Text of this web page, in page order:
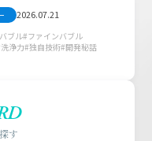
2026.07.21
ブル ファインバブル
洗浄力 独自技術 開発秘話
す